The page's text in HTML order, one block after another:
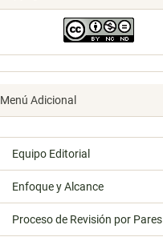
Menú Adicional
Equipo Editorial
Enfoque y Alcance
Proceso de Revisión por Pares